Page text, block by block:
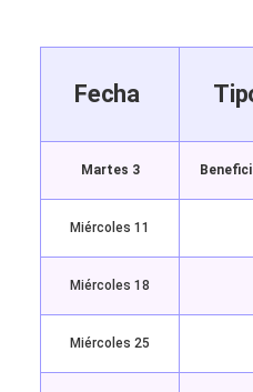
Fecha
Martes 3
Miércoles 11
Miércoles 18
Miércoles 25